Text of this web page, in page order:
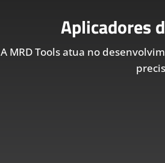
Aplicadores
A MRD Tools atua no